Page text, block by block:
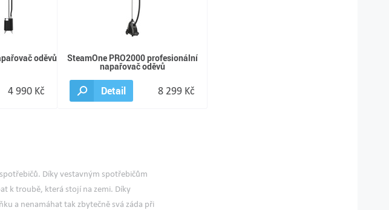
oděvů
4 990 Kč
SteamOne PRO2000 profesionální
napařovač oděvů
Detail 8 299 Kč
Díky vestavným spotřebičům
k troubě, která stojí na zemi. Díky
a nenamáhat tak zbytečně svá záda při